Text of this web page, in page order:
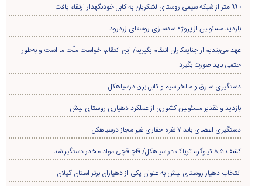
۹۹۰ متر از شبکه سیمی روستای لشکریان به کابل خودنگهدار ارتقاء یافت
بازدید مسئولین از پروژه سدسازی روستای زردرود
عهد می‌بندیم از جنایتکاران انتقام بگیریم/ این انتقام، خواست ملّت ما است و به‌طور
حتمی باید صورت بگیرد
دستگیری سارق و مالخر سیم و کابل برق درسیاهکل
بازدید و تقدیر مسئولین کشوری از عملکرد دهیاری روستای لیش
دستگیری اعضای باند ۷ نفره حفاری غير مجاز درسیاهکل
کشف ۸.۵ کیلوگرم تریاک در سیاهکل/ قاچاقچی مواد مخدر دستگیر شد
انتخاب دهیار روستای لیش به عنوان یکی از دهیاران برتر استان گیلان